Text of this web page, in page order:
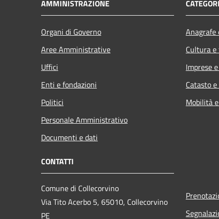
AMMINISTRAZIONE
Organi di Governo
Aree Amministrative
Uffici
Enti e fondazioni
Politici
Personale Amministrativo
Documenti e dati
Cultura
Imprese
Catasto
Mobilità
CONTATTI
Comune di Collecorvino
Via Tito Acerbo 5, 65010, Collecorvino
PE